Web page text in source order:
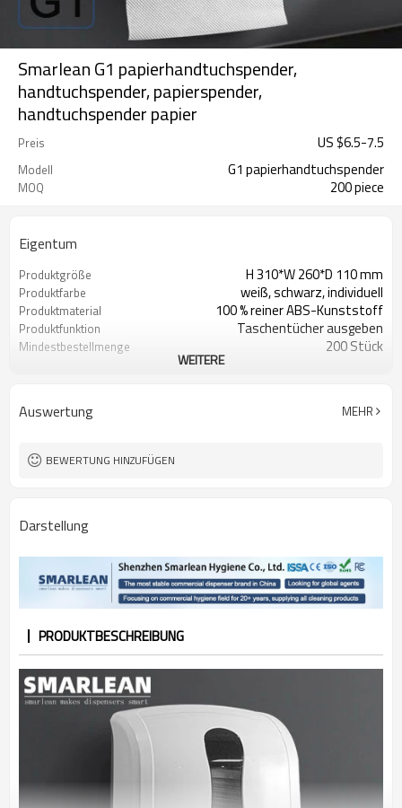
Smarlean G1 papierhandtuchspender,
handtuchspender, papierspender,
handtuchspender papier
Preis US $6.5-7.5
Modell G1 papierhandtuchspender
MOQ 200 piece
Eigentum
Produktgröße H 310*W 260*D 110 mm
Produktfarbe weiß, schwarz, individuell
Produktmaterial 100 % reiner ABS-Kunststoff
Produktfunktion Taschentücher ausgeben
Mindestbestellmenge 200 Stück
Mindestbestellmenge 200 Stück
Erscheinungsbild
WEITERE
Auswertung MEHR
BEWERTUNG HINZUFÜGEN
Darstellung
PRODUKTBESCHREIBUNG